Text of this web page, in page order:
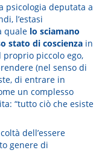
psicologia deputata a
l’estasi
quale lo sciamano
stato di coscienza in
piccolo ego,
(nel senso di
di entrare in
un complesso
“tutto ciò che esiste
dell’essere
genere di